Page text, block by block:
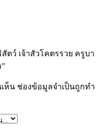
ตว์ เจ้าสัวโคตรรวย ครูบา
ห็น ช่องข้อมูลจำเป็นถูกทำ